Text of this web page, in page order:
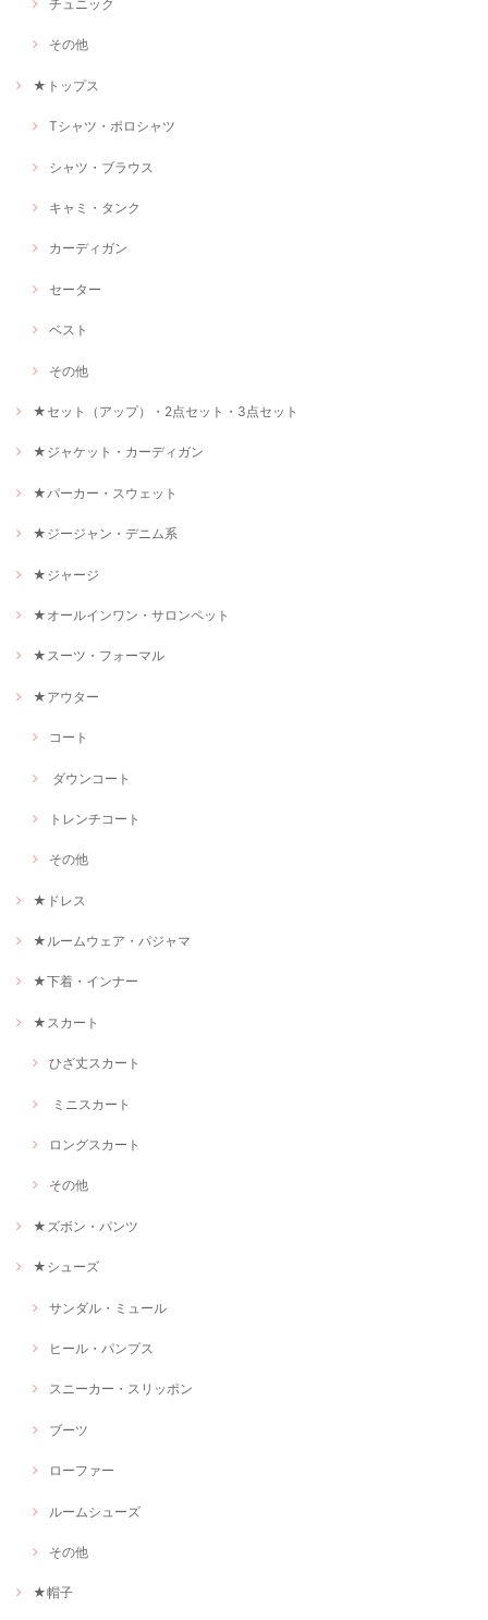
チュニック
その他
★トップス
Tシャツ・ポロシャツ
シャツ・ブラウス
キャミ・タンク
カーディガン
セーター
ベスト
その他
★セット（アップ）・2点セット・3点セット
★ジャケット・カーディガン
★パーカー・スウェット
★ジージャン・デニム系
★ジャージ
★オールインワン・サロンペット
★スーツ・フォーマル
★アウター
コート
ダウンコート
トレンチコート
その他
★ドレス
★ルームウェア・パジャマ
★下着・インナー
★スカート
ひざ丈スカート
ミニスカート
ロングスカート
その他
★ズボン・パンツ
★シューズ
サンダル・ミュール
ヒール・パンプス
スニーカー・スリッポン
ブーツ
ローファー
ルームシューズ
その他
★帽子